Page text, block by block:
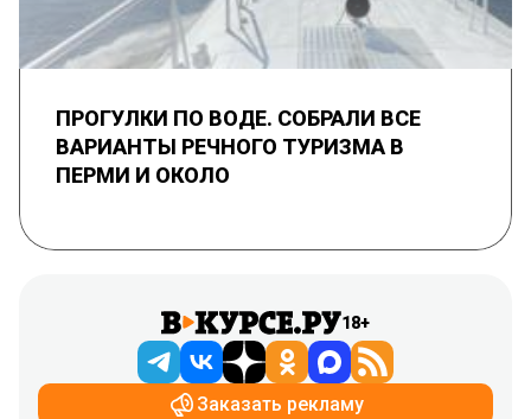
ПРОГУЛКИ ПО ВОДЕ. СОБРАЛИ ВСЕ
ВАРИАНТЫ РЕЧНОГО ТУРИЗМА В
ПЕРМИ И ОКОЛО
18+
Заказать рекламу